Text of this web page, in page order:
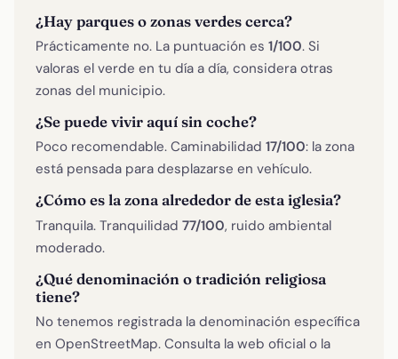
¿Hay parques o zonas verdes cerca?
Prácticamente no. La puntuación es 1/100. Si
valoras el verde en tu día a día, considera otras
zonas del municipio.
¿Se puede vivir aquí sin coche?
Poco recomendable. Caminabilidad 17/100: la zona
está pensada para desplazarse en vehículo.
¿Cómo es la zona alrededor de esta iglesia?
Tranquila. Tranquilidad 77/100, ruido ambiental
moderado.
¿Qué denominación o tradición religiosa
tiene?
No tenemos registrada la denominación específica
en OpenStreetMap. Consulta la web oficial o la